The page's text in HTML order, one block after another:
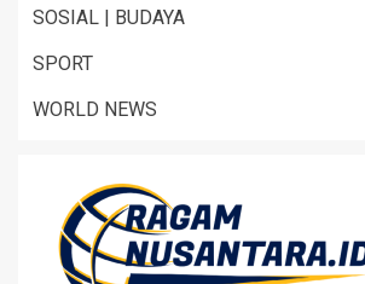
SOSIAL | BUDAYA
SPORT
WORLD NEWS